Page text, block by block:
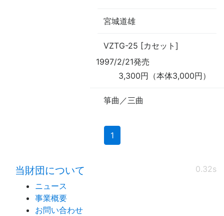
宮城道雄
VZTG-25 [カセット]
1997/2/21発売
3,300円（本体3,000円）
箏曲／三曲
1(current)
0.32s
当財団について
ニュース
事業概要
お問い合わせ